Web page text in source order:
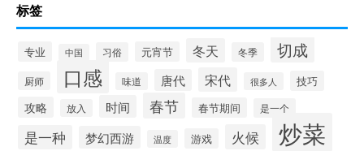
标签
专业 中国 习俗 元宵节 冬天 冬季 切成
厨师 口感 味道 唐代 宋代 很多人 技巧
攻略 放入 时间 春节 春节期间 是一个
是一种 梦幻西游 温度 游戏 火候 炒菜